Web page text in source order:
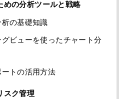
めの分析ツールと戦略
の基礎知識
グビューを使ったチャート分
トの活用方法
スク管理